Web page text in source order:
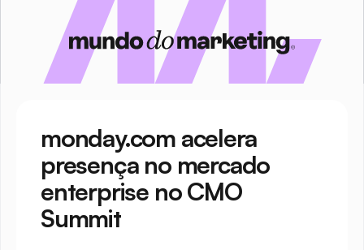
monday.com acelera
presença no mercado
enterprise no CMO
Summit